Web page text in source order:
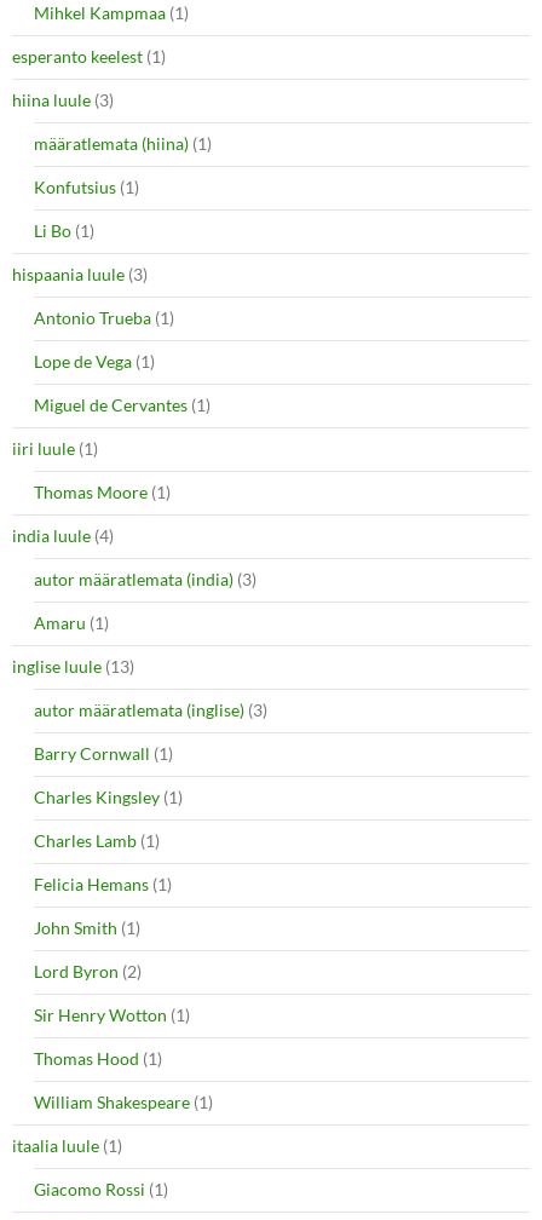
Mihkel Kampmaa (1)
esperanto keelest (1)
hiina luule (3)
määratlemata (hiina) (1)
Konfutsius (1)
Li Bo (1)
hispaania luule (3)
Antonio Trueba (1)
Lope de Vega (1)
Miguel de Cervantes (1)
iiri luule (1)
Thomas Moore (1)
india luule (4)
autor määratlemata (india) (3)
Amaru (1)
inglise luule (13)
autor määratlemata (inglise) (3)
Barry Cornwall (1)
Charles Kingsley (1)
Charles Lamb (1)
Felicia Hemans (1)
John Smith (1)
Lord Byron (2)
Sir Henry Wotton (1)
Thomas Hood (1)
William Shakespeare (1)
itaalia luule (1)
Giacomo Rossi (1)